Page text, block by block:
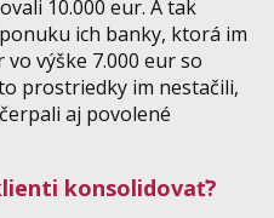
10.000 eur. A tak
ich banky, ktorá im
výške 7.000 eur so
prostriedky im nestačili,
aj povolené
konsolidovať?